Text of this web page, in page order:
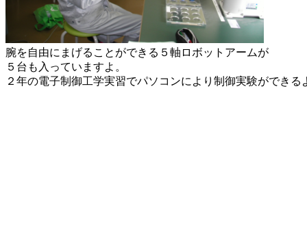
腕を自由にまげることができる５軸ロボットアームが
５台も入っていますよ。
２年の電子制御工学実習でパソコンにより制御実験ができる